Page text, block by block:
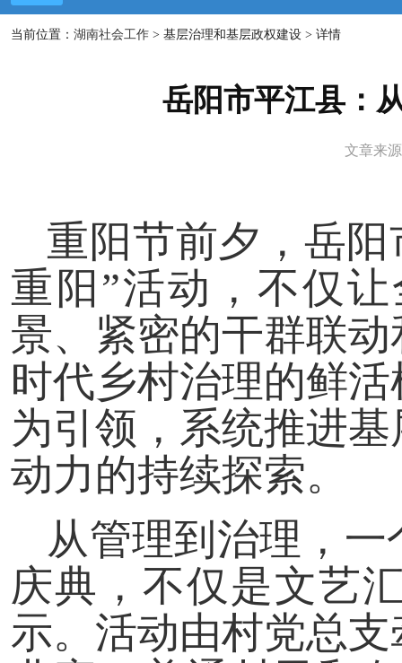
当前位置：湖南社会工作 > 基层治理和基层政权建设 > 详情
岳阳市平江县：
文章来
重阳节前夕，岳
重阳”活动，不仅
景、紧密的干群联
时代乡村治理的鲜
为引领，系统推进
动力的持续探索。
从管理到治理，
庆典，不仅是文艺
示。活动由村党总